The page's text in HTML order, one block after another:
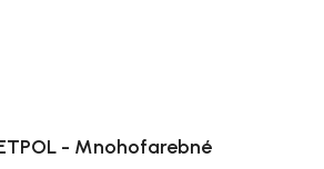
- Mnohofarebné